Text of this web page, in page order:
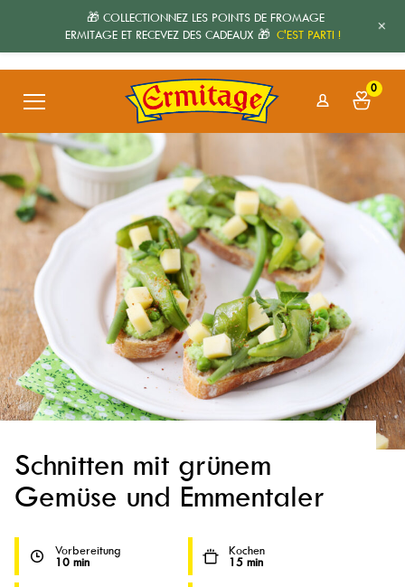
0
Schnitten mit grünem
Gemüse und Emmentaler
Vorbereitung
10 min
Kochen
15 min
🎁 COLLECTIONNEZ LES POINTS DE FROMAGE
ERMITAGE ET RECEVEZ DES CADEAUX 🎁 C'EST PARTI ! +